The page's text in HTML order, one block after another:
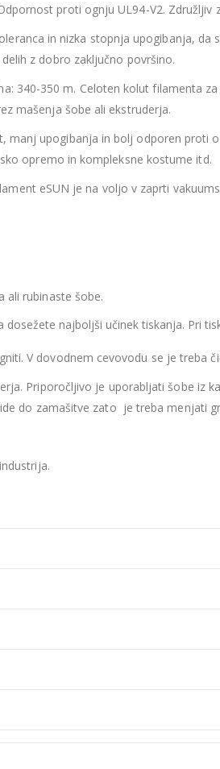
proti ognju UL94-V2. Združljiv
in nizka stopnja upogibanja,
z dobro zaključno površino.
340-350 m. Celoten kolut filamenta
mašenja šobe ali ekstruderja.
manj upogibanja in bolj odporen proti
opremo in kompleksne kostume itd.
eSUN je na voljo v zaprti
ali rubinaste šobe.
najboljši učinek tiskanja. Pri
V dovodnem cevovodu se je treba
Priporočljivo je uporabljati šobe iz
do zamašitve zato je treba menjati